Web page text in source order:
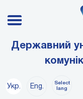
Державний
Укр. Eng.
Select
lang